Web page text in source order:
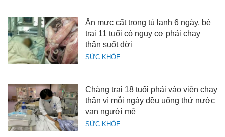
SỨC KHỎE
Ăn mực cất trong tủ lạnh 6 ngày, bé
trai 11 tuổi có nguy cơ phải chạy
thận suốt đời
SỨC KHỎE
Chàng trai 18 tuổi phải vào viện chạy
thận vì mỗi ngày đều uống thứ nước
vạn người mê